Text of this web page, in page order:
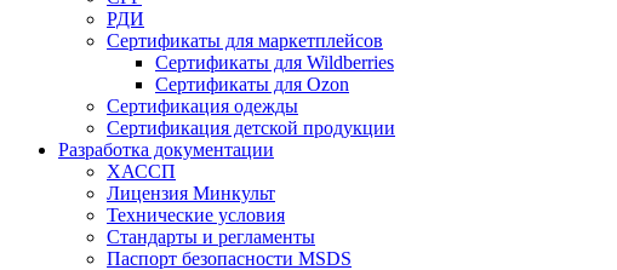
РДИ
Сертификаты для маркетплейсов
Сертификаты для Wildberries
Сертификаты для Ozon
Сертификация одежды
Сертификация детской продукции
Разработка документации
ХАССП
Лицензия Минкульт
Технические условия
Стандарты и регламенты
Паспорт безопасности MSDS